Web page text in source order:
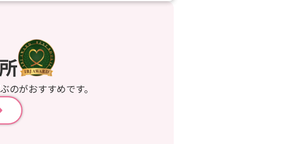
のがおすすめです。